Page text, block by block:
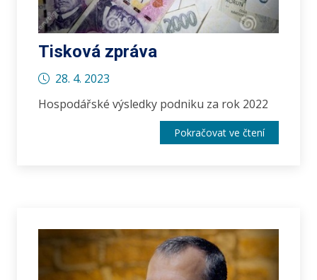
Tisková zpráva
28. 4. 2023
Hospodářské výsledky podniku za rok 2022
Pokračovat ve čtení